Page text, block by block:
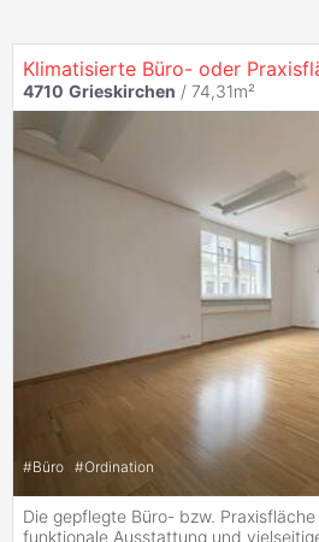
4710 Grieskirchen / 74,31m²
#Büro #Ordination
Die gepflegte Büro- bzw.
funktionale Ausstattung und